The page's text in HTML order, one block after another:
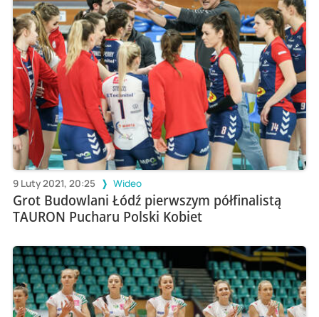
9 Luty 2021, 20:25 Wideo
Grot Budowlani Łódź pierwszym półfinalistą
TAURON Pucharu Polski Kobiet